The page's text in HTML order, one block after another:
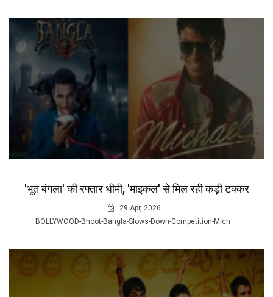
'भूत बंगला' की रफ्तार धीमी, 'माइकल' से मिल रही कड़ी टक्कर
29 Apr, 2026
BOLLYWOOD-Bhoot-Bangla-Slows-Down-Competition-Mich